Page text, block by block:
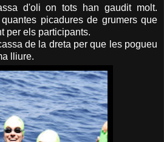
d'oli on tots han gaudit molt.
picadures de grumers que
per els participants.
de la dreta per que les pogueu
lliure.